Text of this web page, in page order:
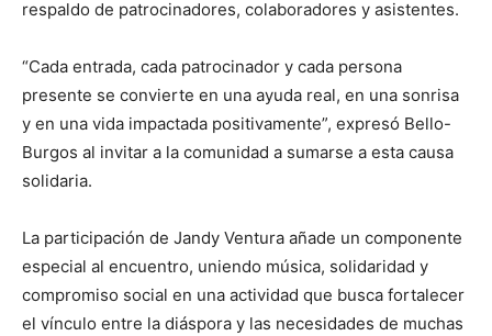
respaldo de patrocinadores, colaboradores y asistentes.
“Cada entrada, cada patrocinador y cada persona
presente se convierte en una ayuda real, en una sonrisa
y en una vida impactada positivamente”, expresó Bello-
Burgos al invitar a la comunidad a sumarse a esta causa
solidaria.
La participación de Jandy Ventura añade un componente
especial al encuentro, uniendo música, solidaridad y
compromiso social en una actividad que busca fortalecer
el vínculo entre la diáspora y las necesidades de muchas